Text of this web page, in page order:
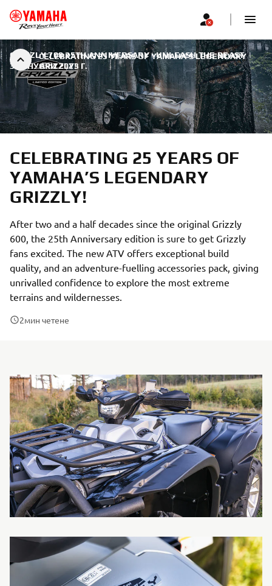
CELEBRATING 25 YEARS OF YAMAHA’S LEGENDARY
GRIZZLY!
GRIZZLY 700 25TH ANNIVERSARY | UNLEASH THE BEAST |
30 ЯНУАРИ 2023 Г.
CELEBRATING 25 YEARS OF
YAMAHA’S LEGENDARY
GRIZZLY!
After two and a half decades since the original Grizzly
600, the 25th Anniversary edition is sure to get Grizzly
fans excited. The new ATV offers exceptional build
quality, and an adventure-fuelling accessories pack, giving
unrivalled confidence to explore the most extreme
terrains and wildernesses.
2мин четене